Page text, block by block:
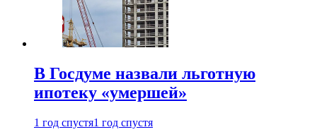
В Госдуме назвали льготную
ипотеку «умершей»
1 год спустя1 год спустя